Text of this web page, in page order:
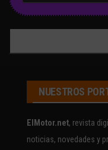
NUESTROS
ElMotor.net, revista
noticias, novedades y